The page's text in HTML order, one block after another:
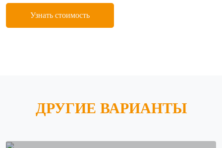
Узнать стоимость
ДРУГИЕ ВАРИАНТЫ